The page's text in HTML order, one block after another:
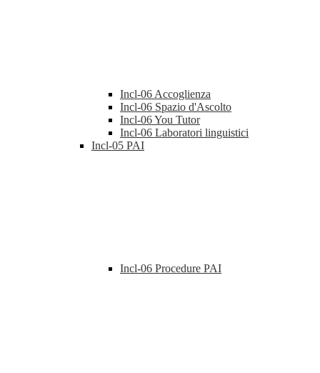
Incl-06 Accoglienza
Incl-06 Spazio d'Ascolto
Incl-06 You Tutor
Incl-06 Laboratori linguistici
Incl-05 PAI
Incl-06 Procedure PAI